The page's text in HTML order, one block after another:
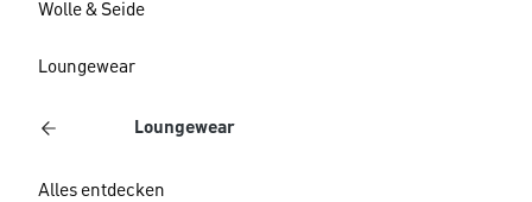
Wolle & Seide
Loungewear
Loungewear
Alles entdecken